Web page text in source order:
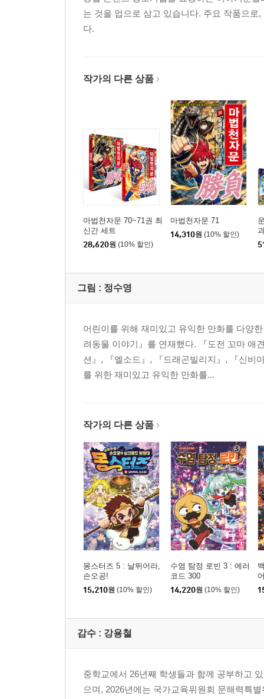
-마음의 힘, 마법천자패
-天 옥황계
제3장 전투의 역사 179
-4대 전쟁
-전투 스타일 비교
-명장면 15選
제4장 제작 과정 202
-보리선원 컨셉아트
-캐릭터 스케치
[외전 소설 - 천수호에 핀 복사꽃] 224
는 것을 업으로 삼고 있습니다. 주요 작품으
다.
작가의 다른 상품
마법천자문 70~71권 최
신간 세트
28,620원 (10% 할인)
마법천자문 71
14,310원 (10% 할인)
그림 : 정수영
어린이를 위해 재미있고 유익한 만화를 다양
려동물 이야기』를 연재했다. 『도전 꼬마 애
션』, 『엘소드』, 『드래곤빌리지』, 『신비
를 위한 재미있고 유익한 만화를...
작가의 다른 상품
몽스터즈 5 : 날뛰어라,
손오공!
15,210원 (10% 할인)
수염 탐정 로빈 3 : 에러
코드 300
14,220원 (10% 할인)
감수 : 강용철
중학교에서 26년째 학생들과 함께 공부하고
으며, 2026년에는 국가교육위원회 문해력특